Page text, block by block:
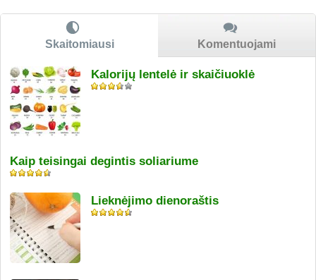
Skaitomiausi Komentuojami
Kalorijų lentelė ir skaičiuoklė
Kaip teisingai degintis soliariume
Lieknėjimo dienoraštis